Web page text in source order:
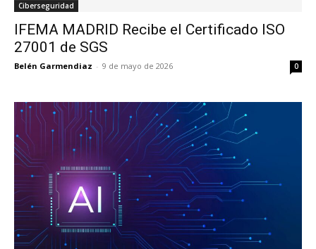
Ciberseguridad
IFEMA MADRID Recibe el Certificado ISO
27001 de SGS
Belén Garmendiaz - 9 de mayo de 2026 0